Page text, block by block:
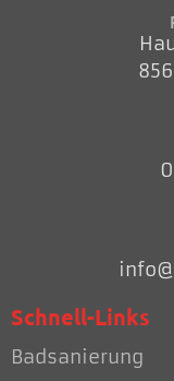
Schnell-Links
Badsanierung